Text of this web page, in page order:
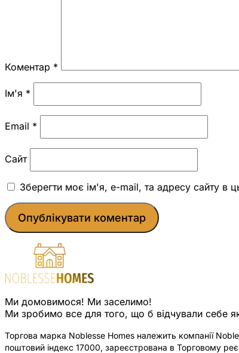
Коментар *
Ім'я *
Email *
Сайт
Зберегти моє ім'я, e-mail, та адресу сайту в
Ми домовимося! Ми заселимо!
Ми зробимо все для того, що б відчували себе
Торгова марка Noblesse Homes належить компанії
поштовий індекс 17000, зареєстрована в Торговому